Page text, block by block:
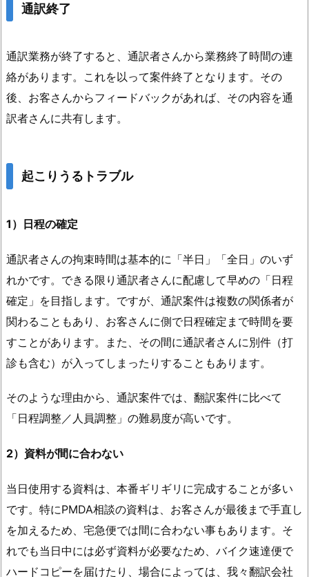
通訳終了
通訳業務が終了すると、通訳者さんから業務終了時間の連
絡があります。これを以って案件終了となります。その
後、お客さんからフィードバックがあれば、その内容を通
訳者さんに共有します。
起こりうるトラブル
1）日程の確定
通訳者さんの拘束時間は基本的に「半日」「全日」のいず
れかです。できる限り通訳者さんに配慮して早めの「日程
確定」を目指します。ですが、通訳案件は複数の関係者が
関わることもあり、お客さんに側で日程確定まで時間を要
すことがあります。また、その間に通訳者さんに別件（打
診も含む）が入ってしまったりすることもあります。
そのような理由から、通訳案件では、翻訳案件に比べて
「日程調整／人員調整」の難易度が高いです。
2）資料が間に合わない
当日使用する資料は、本番ギリギリに完成することが多い
です。特にPMDA相談の資料は、お客さんが最後まで手直し
を加えるため、宅急便では間に合わない事もあります。そ
れでも当日中には必ず資料が必要なため、バイク速達便で
ハードコピーを届けたり、場合によっては、我々翻訳会社